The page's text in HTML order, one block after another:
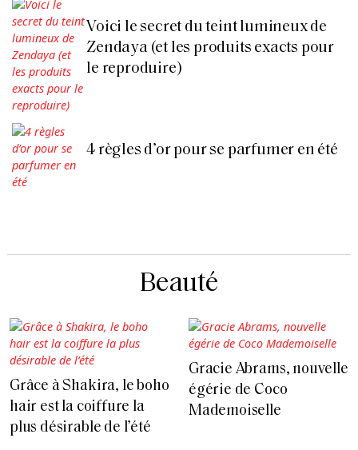
Voici le secret du teint lumineux de
Zendaya (et les produits exacts pour
le reproduire)
4 règles d’or pour se parfumer en été
Beauté
Grâce à Shakira, le boho
hair est la coiffure la
plus désirable de l’été
Gracie Abrams, nouvelle
égérie de Coco
Mademoiselle